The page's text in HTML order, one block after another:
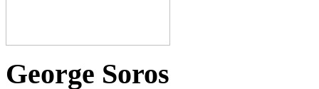
George Soros